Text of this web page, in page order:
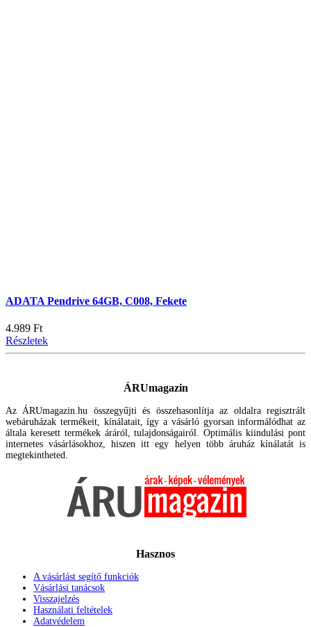
ADATA Pendrive 64GB, C008, Fekete
4.989 Ft
Részletek
ÁRUmagazin
Az ÁRUmagazin.hu összegyűjti és összehasonlítja az oldalra regisztrált
webáruházak termékeit, kínálatait, így a vásárló gyorsan informálódhat az
általa keresett termékek áráról, tulajdonságairól. Optimális kiindulási pont
internetes vásárlásokhoz, hiszen itt egy helyen több áruház kínálatát is
megtekintheted.
Hasznos
A vásárlást segítő funkciók
Vásárlási tanácsok
Visszajelzés
Használati feltételek
Adatvédelem